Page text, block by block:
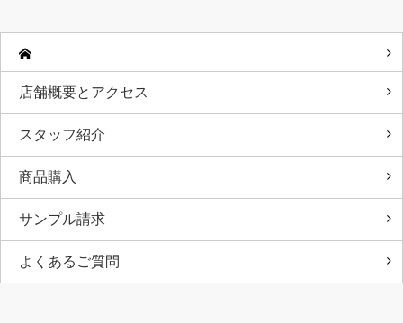
店舗概要とアクセス
スタッフ紹介
商品購入
サンプル請求
よくあるご質問